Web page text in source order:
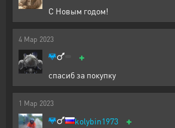
С Новым годом!
4 Мар 2023
+
спасиб за покупку
1 Мар 2023
kolybin1973 +